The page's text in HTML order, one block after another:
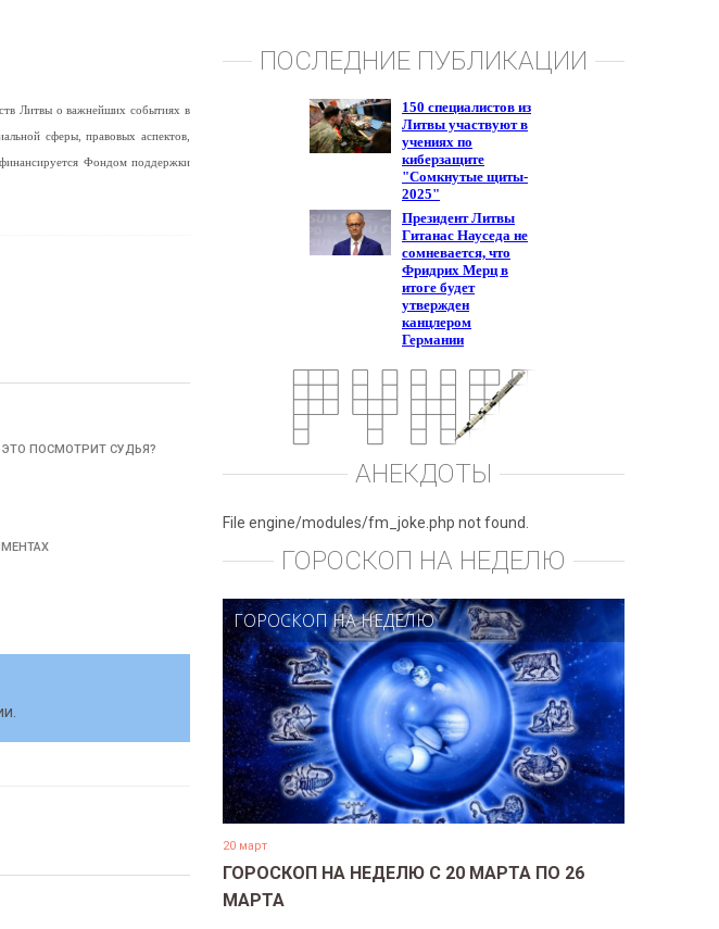
Литвы о важнейших событиях в
сферы, правовых аспектов,
Фондом поддержки
ЭТО ПОСМОТРИТ СУДЬЯ?
ПОСЛЕДНИЕ ПУБЛИКАЦИИ
АНЕКДОТЫ
File engine/modules/fm_joke.php not found.
ГОРОСКОП НА НЕДЕЛЮ
ГОРОСКОП НА НЕДЕЛЮ
20 март
ГОРОСКОП НА НЕДЕЛЮ С 20 МАРТА ПО 26
МАРТА